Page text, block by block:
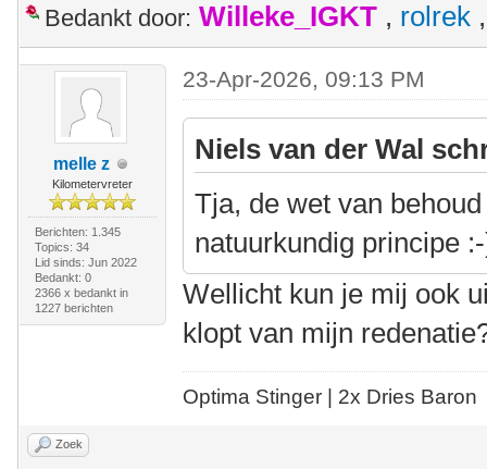
Bedankt door: Willeke_IGKT , rolrek
melle z
Kilometervreter
Berichten: 1.345
Topics: 34
Lid sinds: Jun 2022
Bedankt: 0
2366 x bedankt in
1227 berichten
23-Apr-2026, 09:13 PM
Niels van der Wal
Tja, de wet van
natuurkundig principe
Wellicht kun je mij ook
klopt van mijn
Optima Stinger | 2x Dries Baron
Zoek